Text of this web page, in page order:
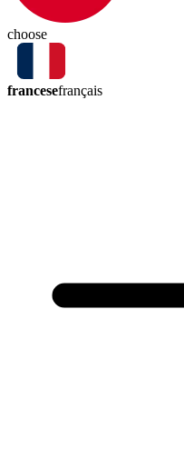
choose
francesefrançais